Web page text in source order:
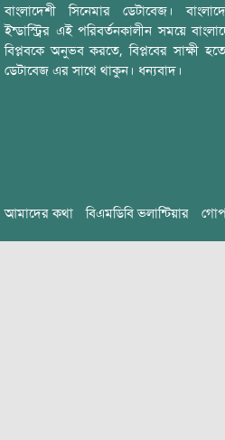
বাংলাদেশী সিনেমার ডেটাবেজ।
ইন্ডাস্ট্রির এই পরিবর্তনকালীন সময়ে
বিপ্লবকে অনুভব করতে, বিপ্লবের সাক্ষী
ডেটাবেজ এর সাথে থাকুন। ধন্যবাদ।
আমাদের কথা বিএমডিবি ভলান্টিয়ার